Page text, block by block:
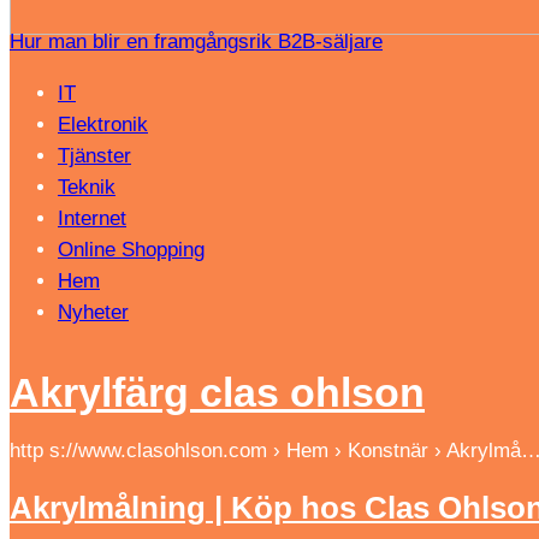
Hur man blir en framgångsrik B2B-säljare
IT
Elektronik
Tjänster
Teknik
Internet
Online Shopping
Hem
Nyheter
Akrylfärg clas ohlson
http s://www.clasohlson.com › Hem › Konstnär ›
Akrylmålning | Köp hos Clas